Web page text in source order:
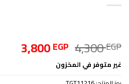
4,300EGP السعر
الأصلي
هو:
3,800EGP
هو:
غير متوفر في المخزون